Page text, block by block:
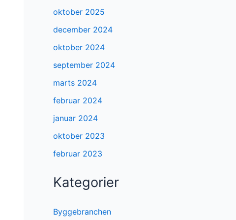
oktober 2025
december 2024
oktober 2024
september 2024
marts 2024
februar 2024
januar 2024
oktober 2023
februar 2023
Kategorier
Byggebranchen